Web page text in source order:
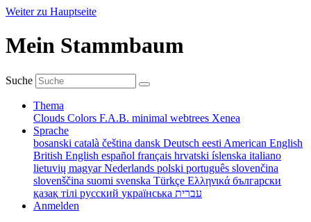
Weiter zu Hauptseite
Mein Stammbaum
Suche
Thema
Clouds Colors F.A.B. minimal webtrees Xenea
Sprache
bosanski català čeština dansk Deutsch eesti American English
British English español français hrvatski íslenska italiano
lietuvių magyarNederlands polski português slovenčina
slovenščina suomi svenska Türkçe Ελληνικά български
қазақ тілі русский українська עברית
Anmelden